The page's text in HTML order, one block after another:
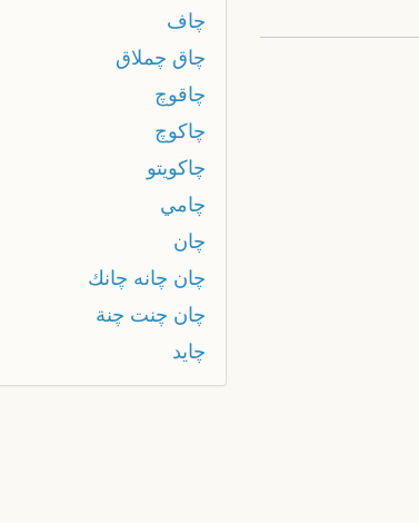
چاف
چاق چملاق
چاقوچ
چاكوچ
چاكويتو
چامي
چان
چان چانه چانك
چان چنت چنة
چايد